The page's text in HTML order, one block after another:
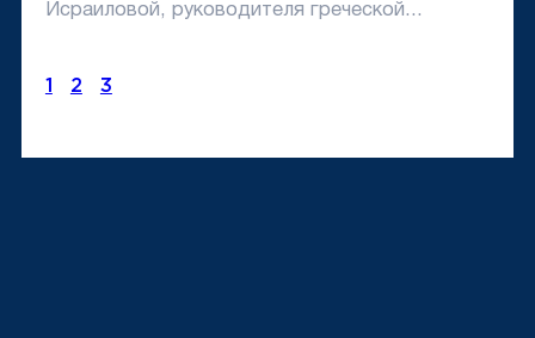
Исраиловой, руководителя греческой...
1 2 3